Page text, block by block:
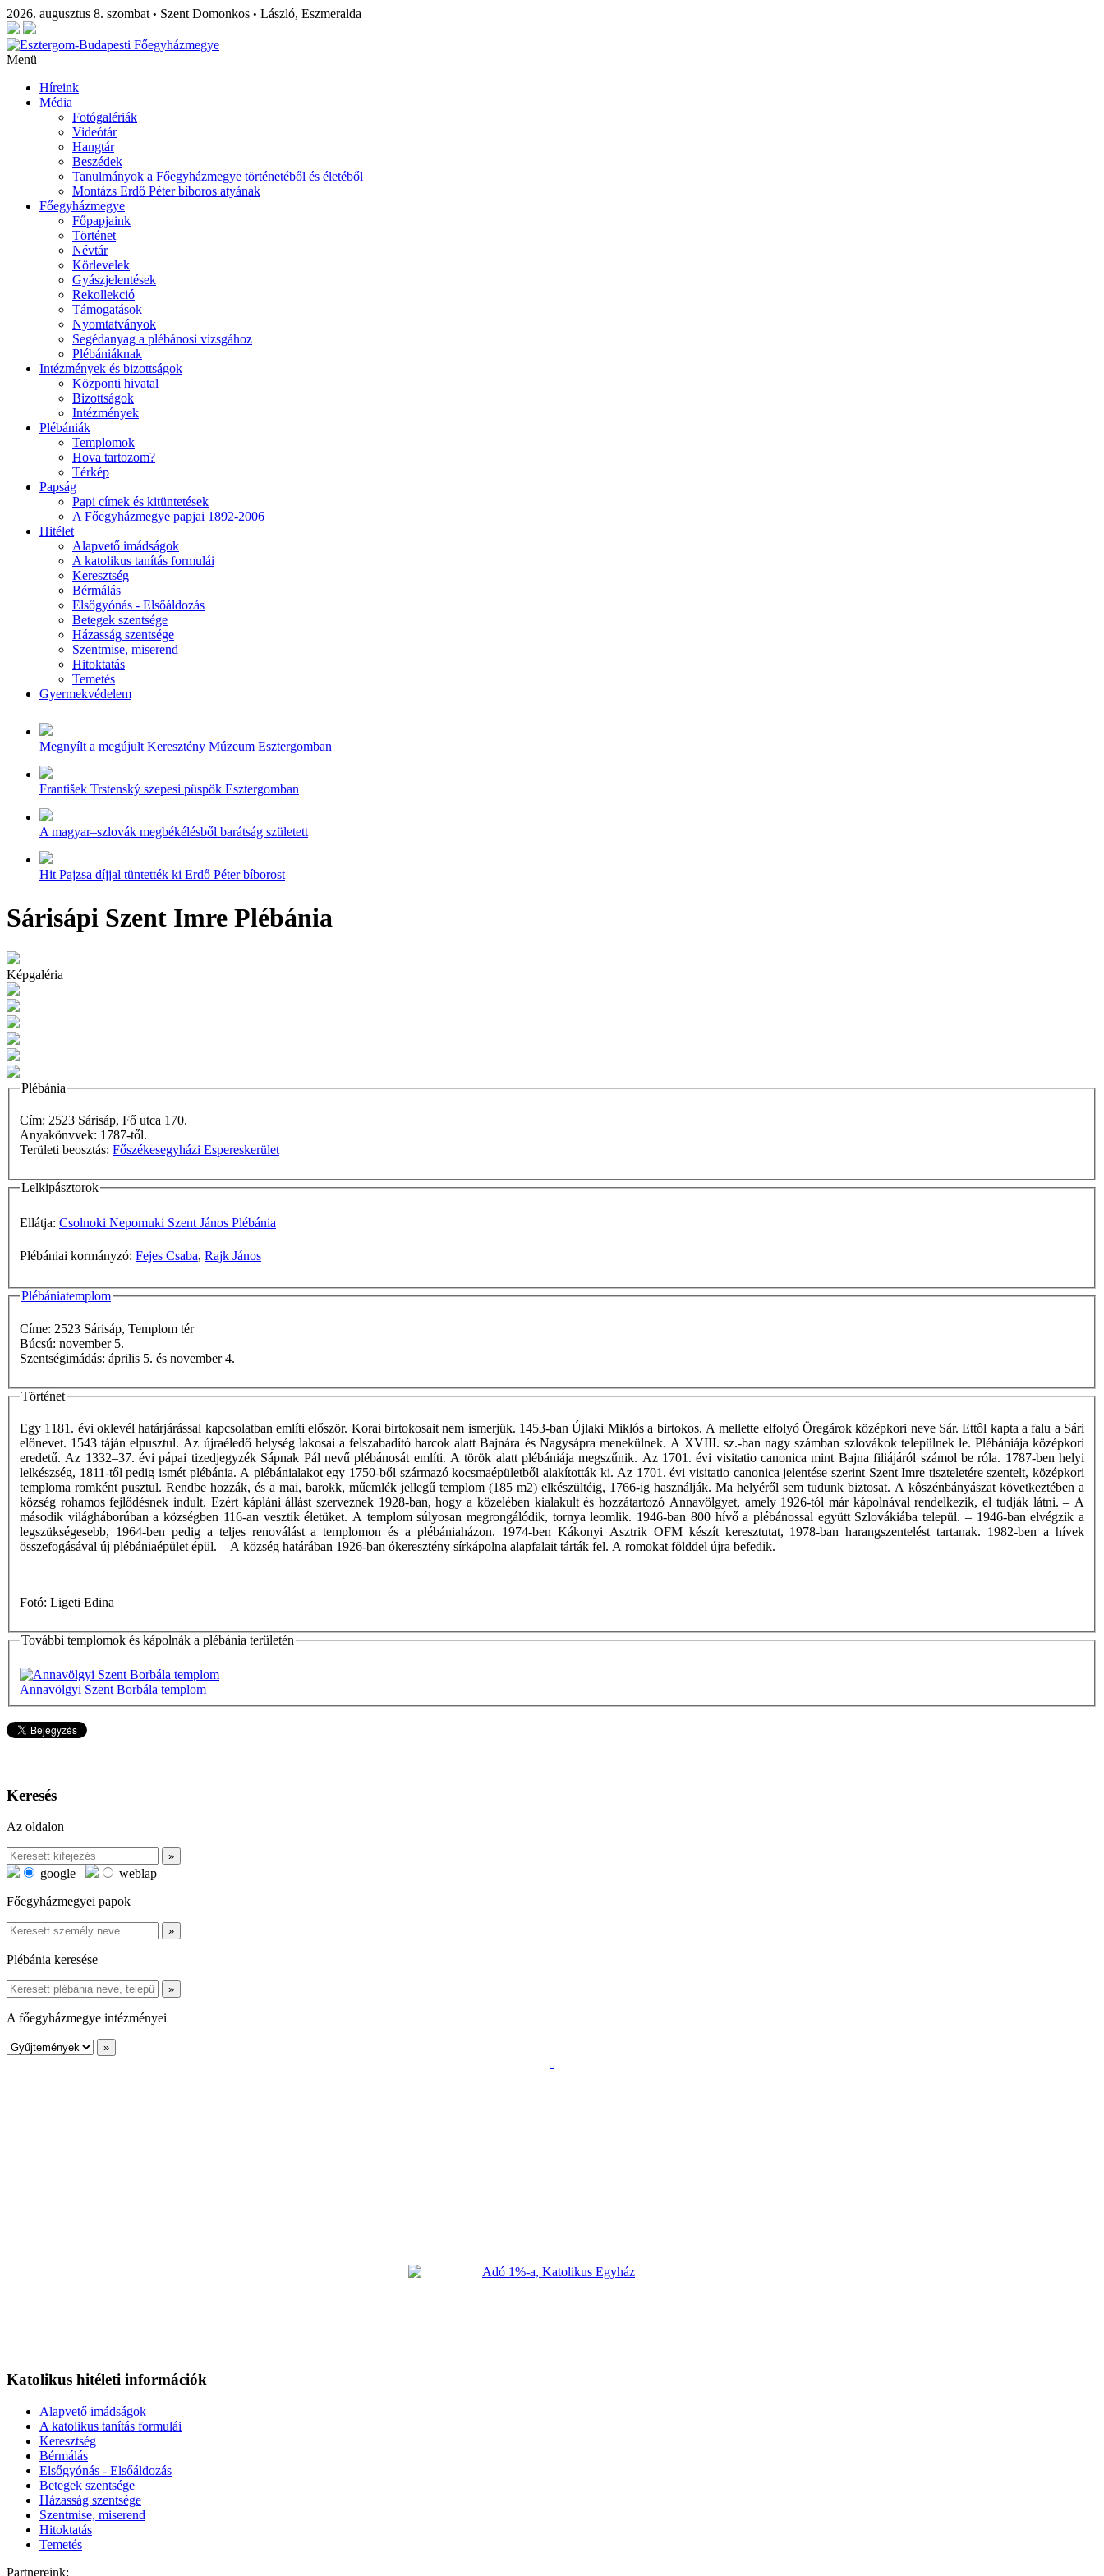
2026. augusztus 8. szombat • Szent Domonkos • László, Eszmeralda
Menü
Híreink
Média
Fotógalériák
Videótár
Hangtár
Beszédek
Tanulmányok a Főegyházmegye történetéből és életéből
Montázs Erdő Péter bíboros atyának
Főegyházmegye
Főpapjaink
Történet
Névtár
Körlevelek
Gyászjelentések
Rekollekció
Támogatások
Nyomtatványok
Segédanyag a plébánosi vizsgához
Plébániáknak
Intézmények és bizottságok
Központi hivatal
Bizottságok
Intézmények
Plébániák
Templomok
Hova tartozom?
Térkép
Papság
Papi címek és kitüntetések
A Főegyházmegye papjai 1892-2006
Hitélet
Alapvető imádságok
A katolikus tanítás formulái
Keresztség
Bérmálás
Elsőgyónás - Elsőáldozás
Betegek szentsége
Házasság szentsége
Szentmise, miserend
Hitoktatás
Temetés
Gyermekvédelem
Megnyílt a megújult Keresztény Múzeum Esztergomban
František Trstenský szepesi püspök Esztergomban
A magyar–szlovák megbékélésből barátság született
Hit Pajzsa díjjal tüntették ki Erdő Péter bíborost
Sárisápi Szent Imre Plébánia
Képgaléria
Plébánia
Cím: 2523 Sárisáp, Fő utca 170.
Anyakönvvek: 1787-től.
Területi beosztás: Főszékesegyházi Espereskerület
Lelkipásztorok
Ellátja: Csolnoki Nepomuki Szent János Plébánia
Plébániai kormányzó: Fejes Csaba, Rajk János
Plébániatemplom
Címe: 2523 Sárisáp, Templom tér
Búcsú: november 5.
Szentségimádás: április 5. és november 4.
Történet
Egy 1181. évi oklevél határjárással kapcsolatban említi először. Korai birtokosait nem ismerjük. 1453-ban Újlaki Miklós a birtokos. A mellette elfolyó Öregárok középkori neve Sár. Ettôl kapta a falu a Sári
előnevet. 1543 táján elpusztul. Az újraéledő helység lakosai a felszabadító harcok alatt Bajnára és Nagysápra menekülnek. A XVIII. sz.-ban nagy számban szlovákok települnek le. Plébániája középkori
eredetű. Az 1332–37. évi pápai tizedjegyzék Sápnak Pál nevű plébánosát említi. A török alatt plébániája megszűnik. Az 1701. évi visitatio canonica mint Bajna filiájáról számol be róla. 1787-ben helyi
lelkészség, 1811-től pedig ismét plébánia. A plébánialakot egy 1750-ből származó kocsmaépületből alakították ki. Az 1701. évi visitatio canonica jelentése szerint Szent Imre tiszteletére szentelt, középkori
temploma romként pusztul. Rendbe hozzák, és a mai, barokk, műemlék jellegű templom (185 m2) elkészültéig, 1766-ig használják. Ma helyéről sem tudunk biztosat. A kôszénbányászat következtében a
község rohamos fejlődésnek indult. Ezért kápláni állást szerveznek 1928-ban, hogy a közelében kialakult és hozzátartozó Annavölgyet, amely 1926-tól már kápolnával rendelkezik, el tudják látni. – A
második világháborúban a községben 116-an vesztik életüket. A templom súlyosan megrongálódik, tornya leomlik. 1946-ban 800 hívő a plébánossal együtt Szlovákiába települ. – 1946-ban elvégzik a
legszükségesebb, 1964-ben pedig a teljes renoválást a templomon és a plébániaházon. 1974-ben Kákonyi Asztrik OFM készít keresztutat, 1978-ban harangszentelést tartanak. 1982-ben a hívek
összefogásával új plébániaépület épül. – A község határában 1926-ban ókeresztény sírkápolna alapfalait tárták fel. A romokat földdel újra befedik.
Fotó: Ligeti Edina
További templomok és kápolnák a plébánia területén
Annavölgyi Szent Borbála templom
Keresés
Az oldalon
google
weblap
Főegyházmegyei papok
Plébánia keresése
A főegyházmegye intézményei
Katolikus hitéleti információk
Alapvető imádságok
A katolikus tanítás formulái
Keresztség
Bérmálás
Elsőgyónás - Elsőáldozás
Betegek szentsége
Házasság szentsége
Szentmise, miserend
Hitoktatás
Temetés
Partnereink: